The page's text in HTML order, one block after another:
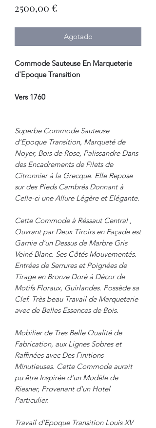
2500,00 €
Agotado
Commode Sauteuse En Marqueterie
d'Epoque Transition
Vers 1760
Superbe Commode Sauteuse
d'Epoque Transition, Marqueté de
Noyer, Bois de Rose, Palissandre Dans
des Encadrements de Filets de
Citronnier à la Grecque. Elle Repose
sur des Pieds Cambrés Donnant à
Celle-ci une Allure Légère et Elégante.
Cette Commode à Réssaut Central ,
Ouvrant par Deux Tiroirs en Façade est
Garnie d'un Dessus de Marbre Gris
Veiné Blanc. Ses Côtés Mouvementés.
Entrées de Serrures et Poignées de
Tirage en Bronze Doré à Décor de
Motifs Floraux, Guirlandes. Possède sa
Clef. Très beau Travail de Marqueterie
avec de Belles Essences de Bois.
Mobilier de Tres Belle Qualité de
Fabrication, aux Lignes Sobres et
Raffinées avec Des Finitions
Minutieuses. Cette Commode aurait
pu être Inspirée d'un Modèle de
Riesner, Provenant d'un Hotel
Particulier.
Travail d'Epoque Transition Louis XV